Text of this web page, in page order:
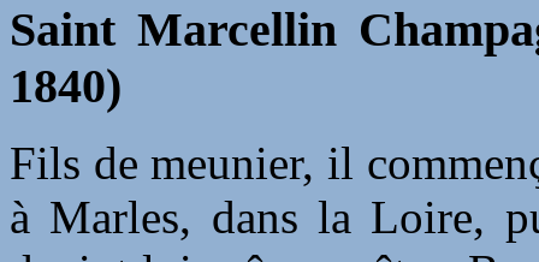
Saint Marcellin
1840)
Fils de meunier, il
à Marles, dans la Loire,